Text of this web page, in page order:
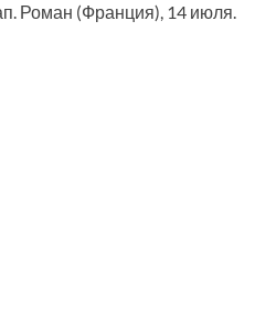
Роман (Франция), 14 июля.